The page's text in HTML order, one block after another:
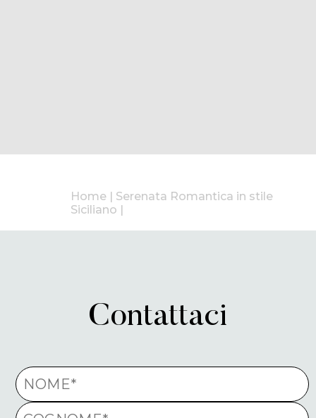
Home | Serenata Romantica in stile
Siciliano |
Contattaci